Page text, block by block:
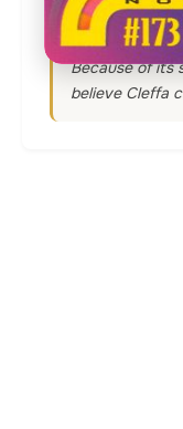
Clefairy and
newcomer to
Because of its
believe Cleffa